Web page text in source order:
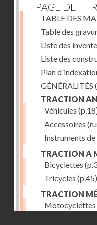
PAGE DE
TABLE DES
Table des
Liste des
Liste des
Plan
GÉNÉRALITÉS
TRACTION
Véhicules
Accessoires
Instruments
TRACTION A
Bicyclettes
Tricycles (p.45)
TRACTION
Motocyclettes